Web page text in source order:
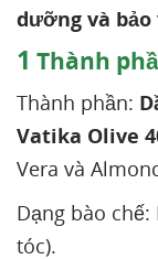
dưỡng và
1 Thành
Thành phần:
Vatika Olive
Vera và
Dạng bào
tóc).